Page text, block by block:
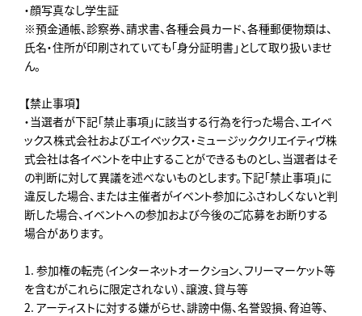
・顔写真なし学生証
※預金通帳、診察券、請求書、各種会員カード、各種郵便物類は、
氏名・住所が印刷されていても「身分証明書」として取り扱いませ
ん。
【禁止事項】
・当選者が下記「禁止事項」に該当する行為を行った場合、エイベ
ックス株式会社およびエイベックス・ミュージッククリエイティヴ株
式会社は各イベントを中止することができるものとし、当選者はそ
の判断に対して異議を述べないものとします。下記「禁止事項」に
違反した場合、または主催者がイベント参加にふさわしくないと判
断した場合、イベントへの参加および今後のご応募をお断りする
場合があります。
1. 参加権の転売（インターネットオークション、フリーマーケット等
を含むがこれらに限定されない）、譲渡、貸与等
2. アーティストに対する嫌がらせ、誹謗中傷、名誉毀損、脅迫等、